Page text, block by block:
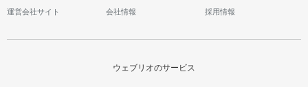
運営会社サイト 会社情報 採用情報
ウェブリオのサービス